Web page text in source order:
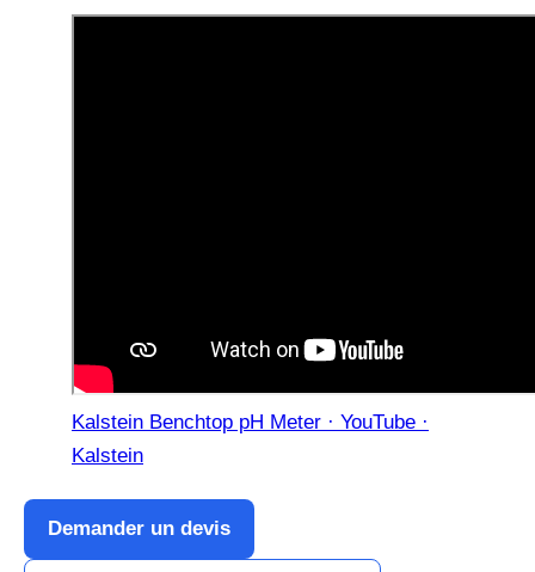
Kalstein Benchtop pH Meter · YouTube ·
Kalstein
Demander un devis